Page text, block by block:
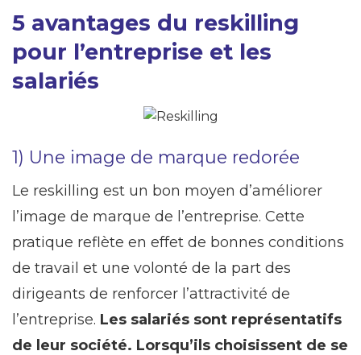
5 avantages du reskilling
pour l’entreprise et les
salariés
1) Une image de marque redorée
Le reskilling est un bon moyen d’améliorer
l’image de marque de l’entreprise. Cette
pratique reflète en effet de bonnes conditions
de travail et une volonté de la part des
dirigeants de renforcer l’attractivité de
l’entreprise. Les salariés sont représentatifs
de leur société. Lorsqu’ils choisissent de se